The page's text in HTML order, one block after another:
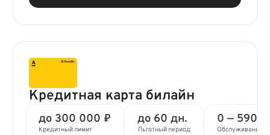
Кредитная карта билайн
до 300 000 ₽
Кредитный лимит
до 60 дн.
Льготный период
0 — 590
Обслуживание